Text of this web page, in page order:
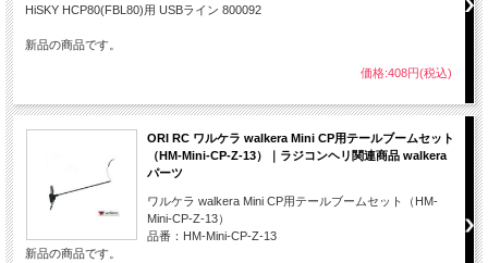
HiSKY HCP80(FBL80)用 USBライン 800092
新品の商品です。
価格:408円(税込)
ORI RC ワルケラ walkera Mini CP用テールブームセット
（HM-Mini-CP-Z-13）｜ラジコンヘリ関連商品 walkera
パーツ
ワルケラ walkera Mini CP用テールブームセット（HM-
Mini-CP-Z-13）
品番：HM-Mini-CP-Z-13
新品の商品です。